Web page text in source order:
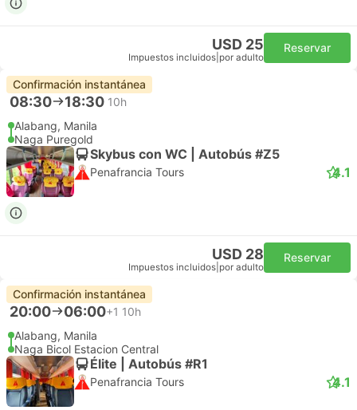
USD 25
Impuestos incluidos por adulto
Reservar
Confirmación instantánea
08:30 18:30 10h
Alabang, Manila
Naga Puregold
Skybus con WC | Autobús #Z5
Penafrancia Tours 4.1
USD 28
Impuestos incluidos por adulto
Reservar
Confirmación instantánea
20:00 06:00+1 10h
Alabang, Manila
Naga Bicol Estacion Central
Élite | Autobús #R1
Penafrancia Tours 4.1